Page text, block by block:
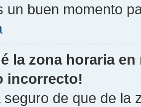
un buen momento
la zona horaria
incorrecto!
seguro de que de la